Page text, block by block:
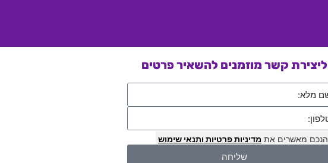
ליצירת קשר מוזמנים להשאיר פרטים
הנכם מאשרים את מדיניות פרטיות ותנאי שימוש
שליחה